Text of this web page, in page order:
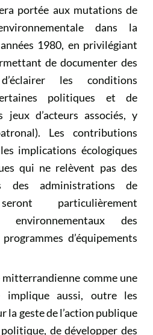
portée aux mutations de
dans la
1980, en privilégiant
de documenter des
les conditions
politiques et de
d’acteurs associés, y
Les contributions
implications écologiques
qui ne relèvent pas des
des administrations de
particulièrement
environnementaux des
d’équipements
comme une
implique aussi, outre les
la geste de l’action publique
de développer des